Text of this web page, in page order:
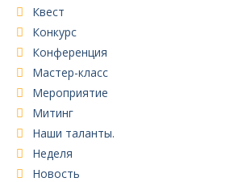
Квест
Конкурс
Конференция
Мастер-класс
Мероприятие
Митинг
Наши таланты.
Неделя
Новость